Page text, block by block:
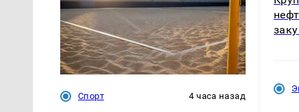
Спорт 4 часа назад